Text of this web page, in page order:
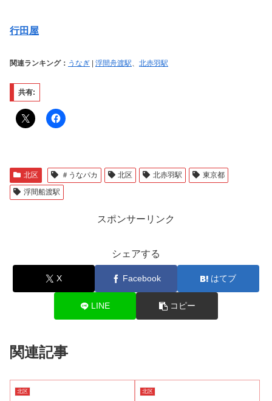
行田屋
関連ランキング： うなぎ 浮間舟渡駅、 北赤羽駅
共有:
北区 ＃うなパカ 北区 北赤羽駅
東京都
浮間船渡駅
スポンサーリンク
シェアする
X Facebook はてブ
LINE コピー
関連記事
北区 北区